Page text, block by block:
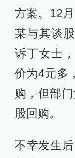
方案。12
某与其谈
诉丁女士
价为4元多
购，但部
股回购。
不幸发生